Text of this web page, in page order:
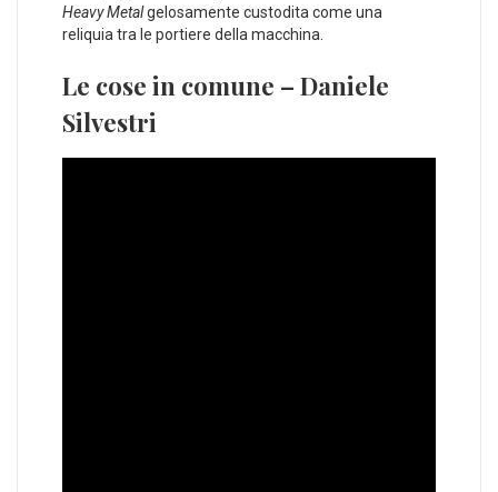
Heavy Metalgelosamente custodita come una
reliquia tra le portiere della macchina.
Le cose in comune – Daniele
Silvestri